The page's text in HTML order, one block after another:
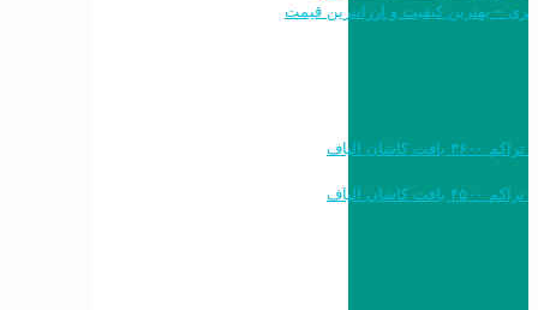
خرید به قیمت فرش ماشینی ۱۲۰۰ شانه تراکم ۳۶۰۰ بافت کاشان الیاف
خرید به قیمت فرش ماشینی ۱۵۰۰ شانه تراکم ۴۵۰۰ بافت کاشان الیاف